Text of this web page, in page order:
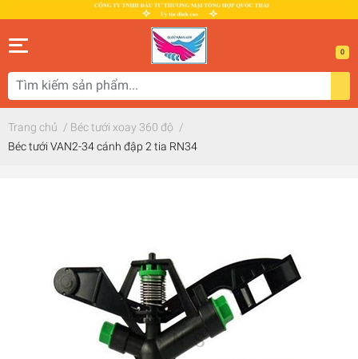
0
Trang chủ / Béc tưới xoay 360 độ /
Béc tưới VAN2-34 cánh đập 2 tia RN34